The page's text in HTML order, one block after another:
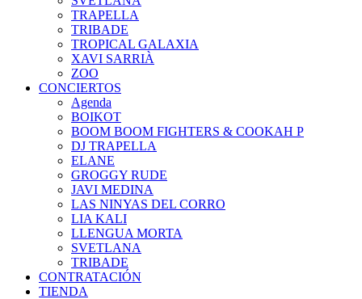
TRAPELLA
TRIBADE
TROPICAL GALAXIA
XAVI SARRIÀ
ZOO
CONCIERTOS
Agenda
BOIKOT
BOOM BOOM FIGHTERS & COOKAH P
DJ TRAPELLA
ELANE
GROGGY RUDE
JAVI MEDINA
LAS NINYAS DEL CORRO
LIA KALI
LLENGUA MORTA
SVETLANA
TRIBADE
CONTRATACIÓN
TIENDA